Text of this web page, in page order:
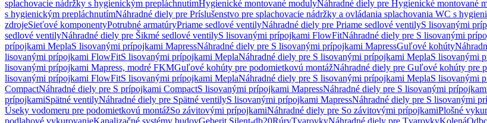
splachovacie nádržky s hygienickým prepláchnutímHygienické montované modulyNáhradné diely pre Hygienické montované
s hygienickým prepláchnutímNáhradné diely pre Príslušenstvo pre splachovacie nádržky a ovládania splachovania WC s
zdrojeSieťové komponentyPotrubné armatúryPriame sedlové ventilyNáhradné diely pre Priame sedlové ventilyS lisovanými
sedlové ventilyNáhradné diely pre Šikmé sedlové ventilyS lisovanými prípojkami FlowFitNáhradné diely pre S lisovanými
prípojkami MeplaS lisovanými prípojkami MapressNáhradné diely pre S lisovanými prípojkami MapressGuľové kohúty
lisovanými prípojkami FlowFitS lisovanými prípojkami MeplaNáhradné diely pre S lisovanými prípojkami MeplaS lisovanými
lisovanými prípojkami Mapress, modré FKMGuľové kohúty pre podomietkovú montážNáhradné diely pre Guľové kohúty pre
lisovanými prípojkami FlowFitS lisovanými prípojkami MeplaNáhradné diely pre S lisovanými prípojkami MeplaS lisovanými
CompactNáhradné diely pre S prípojkami CompactS lisovanými prípojkami MapressNáhradné diely pre S lisovanými
prípojkamiSpätné ventilyNáhradné diely pre Spätné ventilyS lisovanými prípojkami MapressNáhradné diely pre S lisovanými
Úseky vodomeru pre podomietkovú montážSo závitovými prípojkamiNáhradné diely pre So závitovými prípojkamiPlošné
podlahové vykurovanieKanalizačné systémy budovGeberit Silent-db20RúryTvarovkyNáhradné diely pre TvarovkyKolená